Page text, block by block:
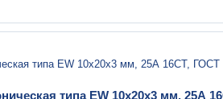
типа EW 10х20х3 мм, 25А